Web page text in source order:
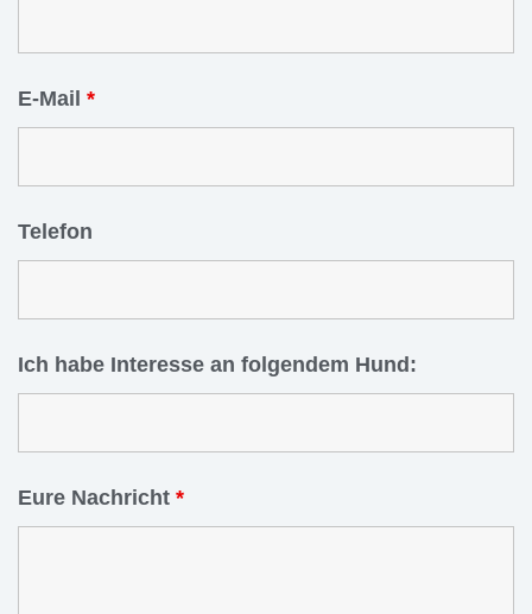
E-Mail *
Telefon
Ich habe Interesse an folgendem Hund:
Eure Nachricht *